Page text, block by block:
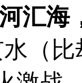
汇海
水（